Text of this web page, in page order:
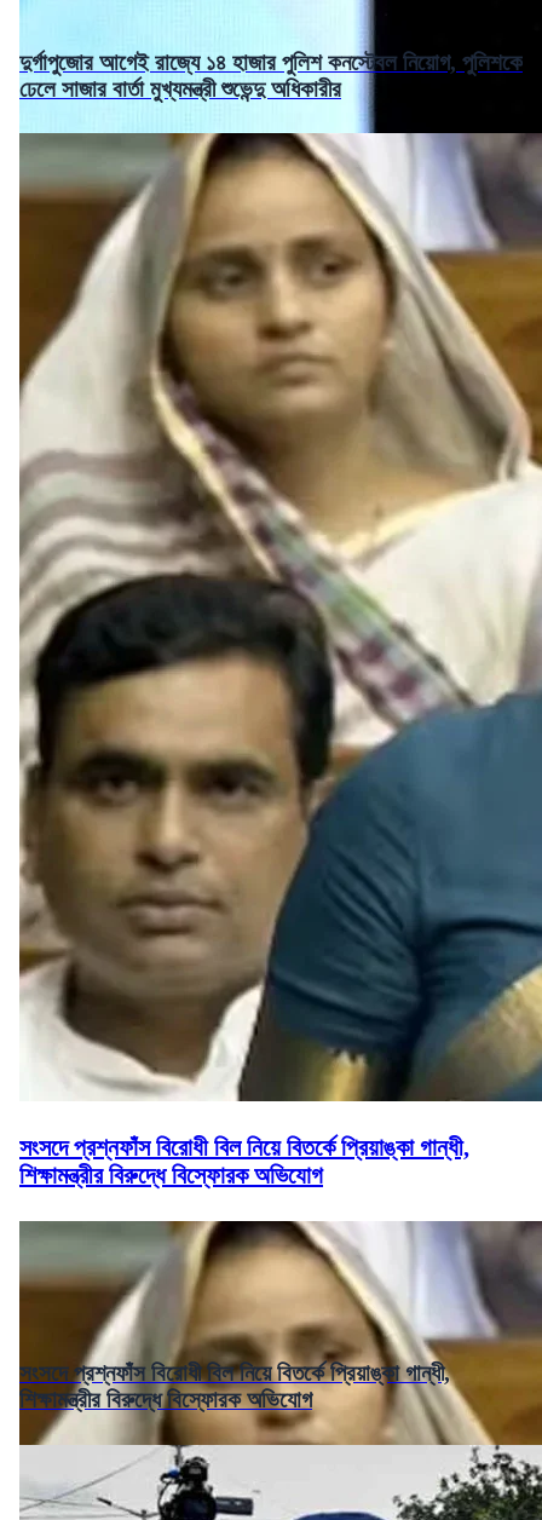
দুর্গাপুজোর আগেই রাজ্যে ১৪ হাজার পুলিশ কনস্টেবল নিয়োগ, পুলিশকে
ঢেলে সাজার বার্তা মুখ্যমন্ত্রী শুভেন্দু অধিকারীর
সংসদে প্রশ্নফাঁস বিরোধী বিল নিয়ে বিতর্কে প্রিয়াঙ্কা গান্ধী,
শিক্ষামন্ত্রীর বিরুদ্ধে বিস্ফোরক অভিযোগ
সংসদে প্রশ্নফাঁস বিরোধী বিল নিয়ে বিতর্কে প্রিয়াঙ্কা গান্ধী,
শিক্ষামন্ত্রীর বিরুদ্ধে বিস্ফোরক অভিযোগ